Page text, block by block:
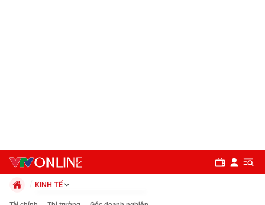
KINH TẾ
Chính trị